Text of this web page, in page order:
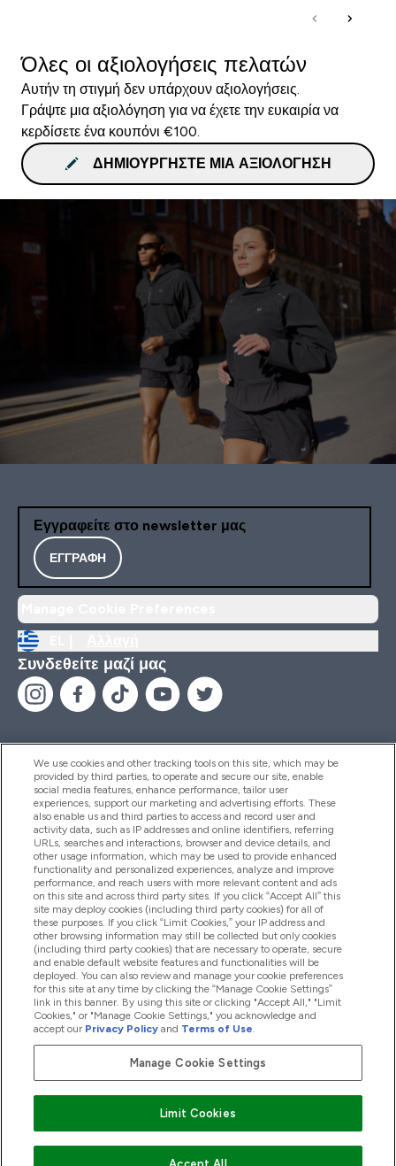
Όλες οι αξιολογήσεις πελατών
Αυτήν τη στιγμή δεν υπάρχουν αξιολογήσεις.
Γράψτε μια αξιολόγηση για να έχετε την ευκαιρία να
κερδίσετε ένα κουπόνι €100.
ΔΗΜΙΟΥΡΓΉΣΤΕ ΜΙΑ ΑΞΙΟΛΌΓΗΣΗ
Εγγραφείτε στο newsletter μας
ΕΓΓΡΑΦΉ
Συνδεθείτε μαζί μας
Βοήθεια & Πληροφορίες
Προϊόντα
Εταιρικές Πληροφορίες
Εκπτώσεις & Ανταμοιβές
2026 The Hut.com Ltd
We use cookies and other tracking tools on this site, which may be
provided by third parties, to operate and secure our site, enable
social media features, enhance performance, tailor user
experiences, support our marketing and advertising efforts. These
also enable us and third parties to access and record user and
activity data, such as IP addresses and online identifiers, referring
URLs, searches and interactions, browser and device details, and
other usage information, which may be used to provide enhanced
functionality and personalized experiences, analyze and improve
performance, and reach users with more relevant content and ads
on this site and across third party sites. If you click “Accept All” this
site may deploy cookies (including third party cookies) for all of
these purposes. If you click “Limit Cookies,” your IP address and
other browsing information may still be collected but only cookies
(including third party cookies) that are necessary to operate, secure
and enable default website features and functionalities will be
deployed. You can also review and manage your cookie preferences
for this site at any time by clicking the “Manage Cookie Settings”
link in this banner. By using this site or clicking "Accept All," "Limit
Cookies," or "Manage Cookie Settings," you acknowledge and
accept our Privacy Policy and Terms of Use.
Manage Cookie Settings
Limit Cookies